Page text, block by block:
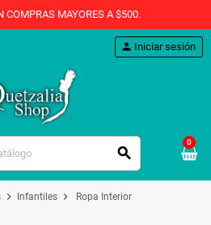
COMPRAS MAYORES A $500.
search
person Iniciar sesión
0
chevron_right Infantiles chevron_right Ropa Interior